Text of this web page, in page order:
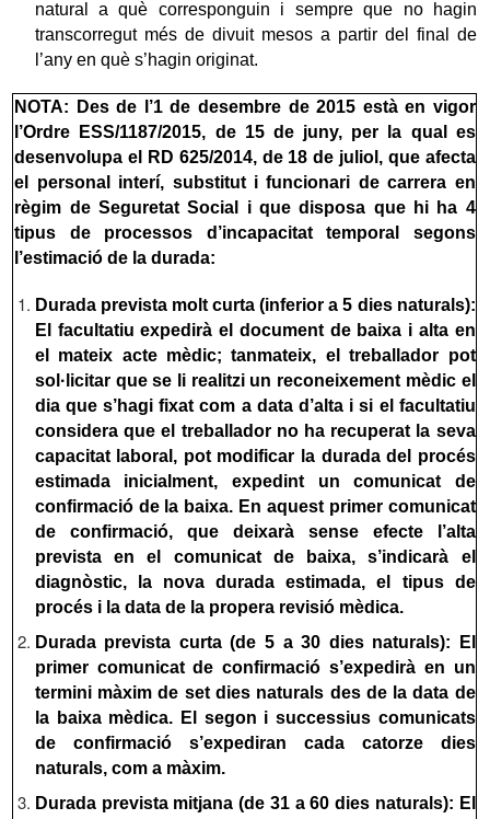
natural a què corresponguin i sempre que no hagin
transcorregut més de divuit mesos a partir del final de
l’any en què s’hagin originat.
NOTA: Des de l’1 de desembre de 2015 està en vigor
l’Ordre ESS/1187/2015, de 15 de juny, per la qual es
desenvolupa el RD 625/2014, de 18 de juliol, que afecta
el personal interí, substitut i funcionari de carrera en
règim de Seguretat Social i que disposa que hi ha 4
tipus de processos d’incapacitat temporal segons
l’estimació de la durada:
Durada prevista molt curta (inferior a 5 dies naturals):
El facultatiu expedirà el document de baixa i alta en
el mateix acte mèdic; tanmateix, el treballador pot
sol·licitar que se li realitzi un reconeixement mèdic el
dia que s’hagi fixat com a data d’alta i si el facultatiu
considera que el treballador no ha recuperat la seva
capacitat laboral, pot modificar la durada del procés
estimada inicialment, expedint un comunicat de
confirmació de la baixa. En aquest primer comunicat
de confirmació, que deixarà sense efecte l’alta
prevista en el comunicat de baixa, s’indicarà el
diagnòstic, la nova durada estimada, el tipus de
procés i la data de la propera revisió mèdica.
Durada prevista curta (de 5 a 30 dies naturals): El
primer comunicat de confirmació s’expedirà en un
termini màxim de set dies naturals des de la data de
la baixa mèdica. El segon i successius comunicats
de confirmació s’expediran cada catorze dies
naturals, com a màxim.
Durada prevista mitjana (de 31 a 60 dies naturals): El